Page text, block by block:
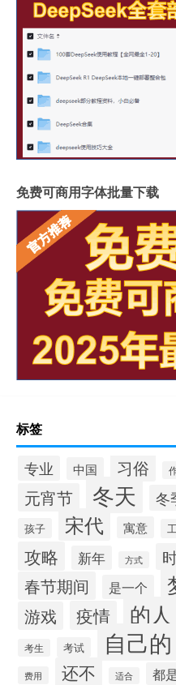
免费可商用字体批量下载
标签
专业 中国 习俗
元宵节 冬天 冬
孩子 宋代 寓意
攻略 新年 方式
春节期间 是一个
游戏 疫情 的人
考生 考试 自己的
费用 还不 适合 都